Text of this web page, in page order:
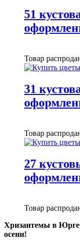
51
Товар
31
Товар
27
Товар
Хризантемы в Юрге:
осени!